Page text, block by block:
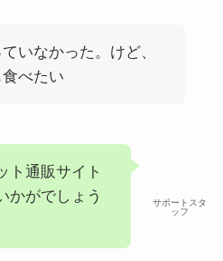
いなかった。けど、
べたい
サポートスタ
ッフ
ト通販サイト
かがでしょう